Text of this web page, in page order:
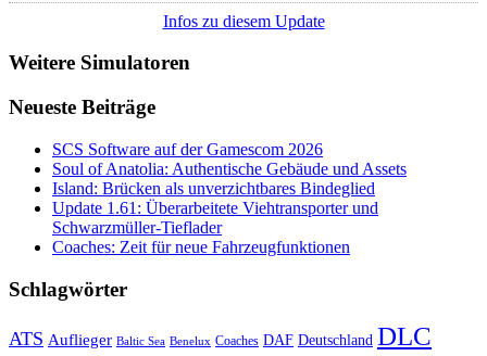
Infos zu diesem Update
Weitere Simulatoren
Neueste Beiträge
SCS Software auf der Gamescom 2026
Soul of Anatolia: Authentische Gebäude und Assets
Island: Brücken als unverzichtbares Bindeglied
Update 1.61: Überarbeitete Viehtransporter und
Schwarzmüller-Tieflader
Coaches: Zeit für neue Fahrzeugfunktionen
Schlagwörter
ATS Auflieger Baltic Sea Benelux Coaches DAF Deutschland DLC